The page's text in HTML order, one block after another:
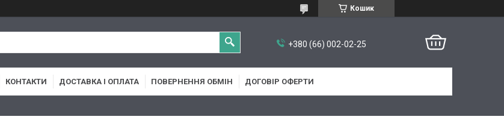
Кошик
+380 (66) 002-02-25
КОНТАКТИ ДОСТАВКА І ОПЛАТА ПОВЕРНЕННЯ ОБМІН ДОГОВІР ОФЕРТИ